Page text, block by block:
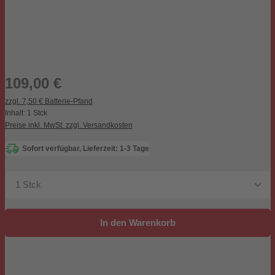
Regulärer Preis:
109,00 €
zzgl. 7,50 € Batterie-Pfand
Inhalt: 1 Stck
Preise inkl. MwSt. zzgl. Versandkosten
Sofort verfügbar, Lieferzeit: 1-3 Tage
Produkt Anzahl: Gib den gewünschten Wert ein oder
In den Warenkorb